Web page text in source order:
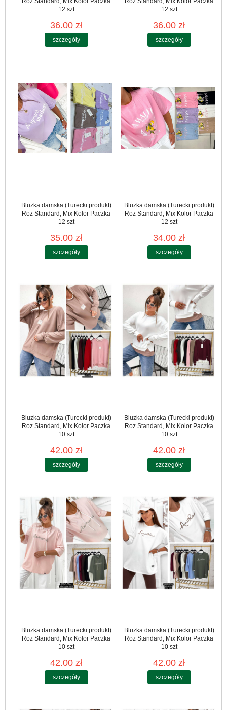
12 szt
36.00 zł
szczegóły
12 szt
36.00 zł
szczegóły
Bluzka damska (Turecki produkt)
Roz Standard, Mix Kolor Paczka
12 szt
35.00 zł
szczegóły
Bluzka damska (Turecki produkt)
Roz Standard, Mix Kolor Paczka
12 szt
34.00 zł
szczegóły
Bluzka damska (Turecki produkt)
Roz Standard, Mix Kolor Paczka
10 szt
42.00 zł
szczegóły
Bluzka damska (Turecki produkt)
Roz Standard, Mix Kolor Paczka
10 szt
42.00 zł
szczegóły
Bluzka damska (Turecki produkt)
Roz Standard, Mix Kolor Paczka
10 szt
42.00 zł
szczegóły
Bluzka damska (Turecki produkt)
Roz Standard, Mix Kolor Paczka
10 szt
42.00 zł
szczegóły